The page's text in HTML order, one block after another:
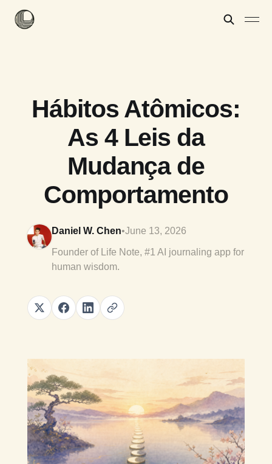
Hábitos Atômicos:
As 4 Leis da
Mudança de
Comportamento
Daniel W. Chen•June 13, 2026
Founder of Life Note, #1 AI journaling app for
human wisdom.